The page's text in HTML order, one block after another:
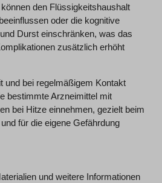
den Flüssigkeitshaushalt
oder die kognitive
Durst einschränken, was das
zusätzlich erhöht
und bei regelmäßigem Kontakt
bestimmte Arzneimittel mit
bei Hitze einnehmen, gezielt beim
für die eigene Gefährdung
und weitere Informationen